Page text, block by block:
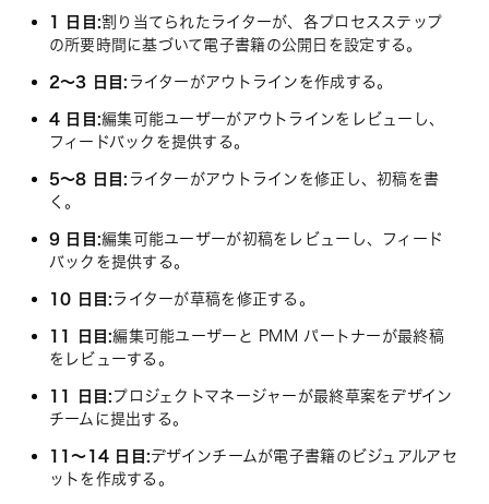
1 日目:割り当てられたライターが、各プロセスステップ
の所要時間に基づいて電子書籍の公開日を設定する。
2～3 日目: ライターがアウトラインを作成する。
4 日目:編集可能ユーザーがアウトラインをレビューし、
フィードバックを提供する。
5～8 日目: ライターがアウトラインを修正し、初稿を書
く。
9 日目:編集可能ユーザーが初稿をレビューし、フィード
バックを提供する。
10 日目: ライターが草稿を修正する。
11 日目:編集可能ユーザーと PMM パートナーが最終稿
をレビューする。
11 日目: プロジェクトマネージャーが最終草案をデザイン
チームに提出する。
11～14 日目:デザインチームが電子書籍のビジュアルアセ
ットを作成する。